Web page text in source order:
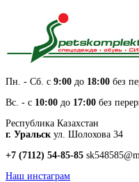
Пн. - Cб. с 9:00 до 18:00 без
Вс. - с 10:00 до 17:00 без
Республика Казахстан
г. Уральск ул. Шолохова 34
+7 (7112) 54-85-85
Наш инстаграм